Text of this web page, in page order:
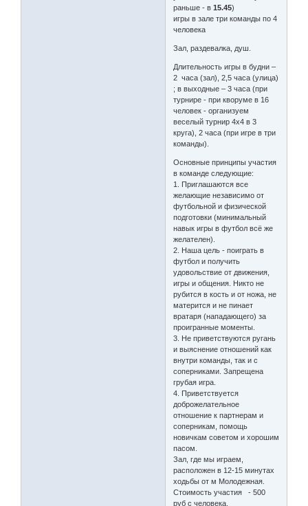
раньше - в15.45)
игры в зале три команды по 4
человека
Зал, раздевалка, душ.
Длительность игры в будни –
2 часа (зал), 2,5 часа (улица)
; в выходные – 3 часа (при
турнире - при кворуме в 16
человек - организуем
веселый турнир 4х4 в 3
круга), 2 часа (при игре в три
команды).
Основные принципы участия
в команде следующие:
1. Приглашаются все
желающие независимо от
футбольной и физической
подготовки (минимальный
навык игры в футбол всё же
желателен).
2. Наша цель - поиграть в
футбол и получить
удовольствие от движения,
игры и общения. Никто не
рубится в кость и от ножа, не
матерится и не пинает
вратаря (нападающего) за
проигранные моменты.
3. Не приветствуются ругань
и выяснение отношений как
внутри команды, так и с
соперниками. Запрещена
грубая игра.
4. Приветствуется
доброжелательное
отношение к партнерам и
соперникам, помощь
новичкам советом и хорошим
пасом.
Зал, где мы играем,
расположен в 12-15 минутах
ходьбы от м Молодежная.
Стоимость участия - 500
руб с человека.